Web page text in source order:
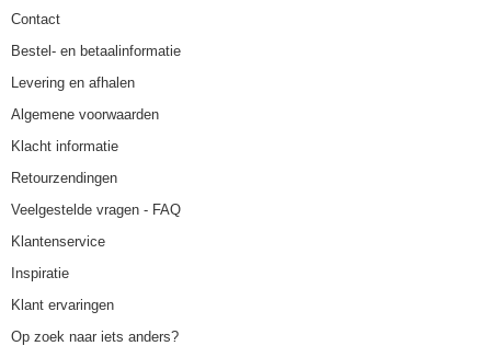
Contact
Bestel- en betaalinformatie
Levering en afhalen
Algemene voorwaarden
Klacht informatie
Retourzendingen
Veelgestelde vragen - FAQ
Klantenservice
Inspiratie
Klant ervaringen
Op zoek naar iets anders?